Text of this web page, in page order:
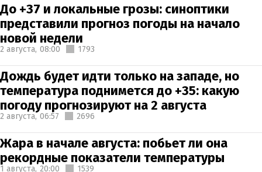
До +37 и локальные грозы: синоптики
представили прогноз погоды на начало
новой недели
2 августа, 08:00 1793
Дождь будет идти только на западе, но
температура поднимется до +35: какую
погоду прогнозируют на 2 августа
2 августа, 06:57 2696
Жара в начале августа: побьет ли она
рекордные показатели температуры
1 августа, 20:00 1539